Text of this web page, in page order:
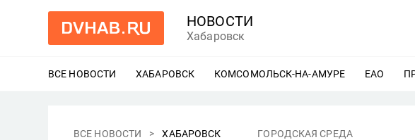
НОВОСТИ
Хабаровск
ВСЕ НОВОСТИ ХАБАРОВСК ЕЩЕ
КОМСОМОЛЬСК-НА-АМУРЕ ЕЩЕ
ЕАО
ВСЕ НОВОСТИ ХАБАРОВСК ГОРОДСКАЯ СРЕДА